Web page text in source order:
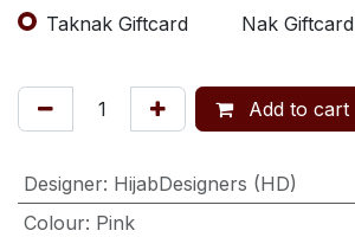
Taknak Giftcard Nak Giftcard
Add to cart
Designer: HijabDesigners (HD)
Colour: Pink